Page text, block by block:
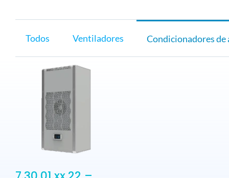
TRABALHE CONOSCO
PORTUGUÊS DO BRASIL
ENGLISH
ESPAÑOL
Todos Ventiladores Condicionadores de